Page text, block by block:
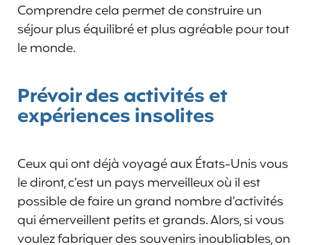
Comprendre cela permet de construire un
séjour plus équilibré et plus agréable pour tout
le monde.
Prévoir des activités et
expériences insolites
Ceux qui ont déjà voyagé aux États-Unis vous
le diront, c’est un pays merveilleux où il est
possible de faire un grand nombre d’activités
qui émerveillent petits et grands. Alors, si vous
voulez fabriquer des souvenirs inoubliables, on